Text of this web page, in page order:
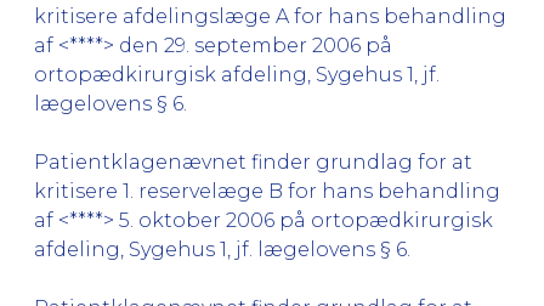
kritisere afdelingslæge A for hans behandling
af <****> den 29. september 2006 på
ortopædkirurgisk afdeling, Sygehus 1, jf.
lægelovens § 6.
Patientklagenævnet finder grundlag for at
kritisere 1. reservelæge B for hans behandling
af <****> 5. oktober 2006 på ortopædkirurgisk
afdeling, Sygehus 1, jf. lægelovens § 6.